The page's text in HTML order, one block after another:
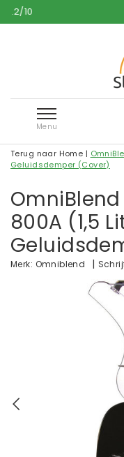
Menu
Terug naar Home |
Geluidsdemper (Cover)
800A (1,5
Merk: Omniblend |